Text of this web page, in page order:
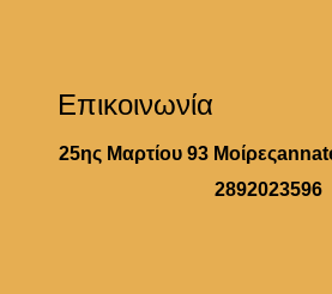
Επικοινωνία
25ης Μαρτίου 93 Μοίρες
2892023596